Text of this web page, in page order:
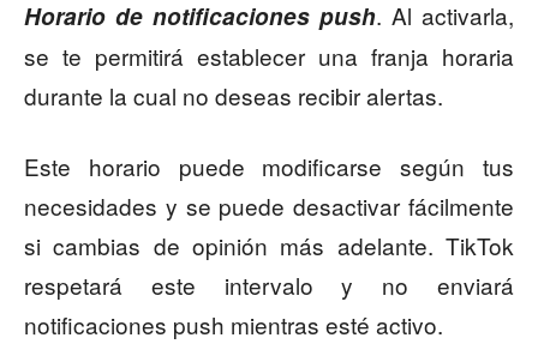
Horario de notificaciones push. Al activarla,
se te permitirá establecer una franja horaria
durante la cual no deseas recibir alertas.
Este horario puede modificarse según tus
necesidades y se puede desactivar fácilmente
si cambias de opinión más adelante. TikTok
respetará este intervalo y no enviará
notificaciones push mientras esté activo.